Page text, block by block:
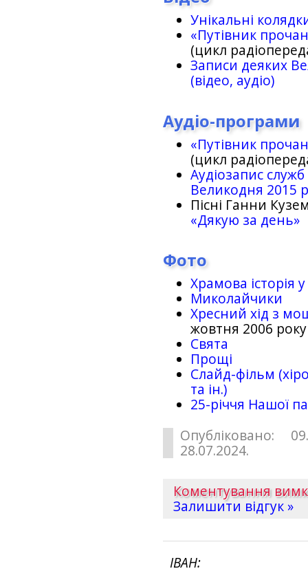
Унікальні
«Путівник
(цикл
Записи деяких
(відео, аудіо)
Аудіо-програми
«Путівник
(цикл
Аудіозапис
Великодня 2015
Пісні Ганни
«Дякую за день»
Фото
Храмова історія
Миколайчики
Хресний хід з
жовтня 2006 року
Свята
Прощі
Слайд-фільм
та ін.)
25-рiччя Нашої
Опубліковано:
28.07.2024.
Коментування
Залишити відгук »
ІВАН